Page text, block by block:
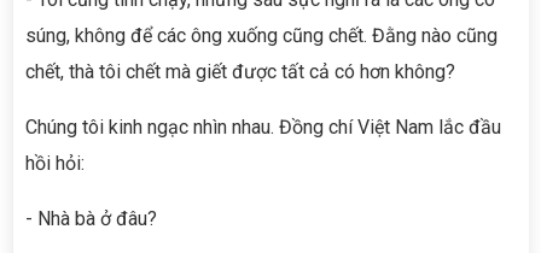
súng, không để các ông xuống cũng chết. Đằng nào cũng
chết, thà tôi chết mà giết được tất cả có hơn không?
Chúng tôi kinh ngạc nhìn nhau. Đồng chí Việt Nam lắc đầu
hồi hỏi:
- Nhà bà ở đâu?